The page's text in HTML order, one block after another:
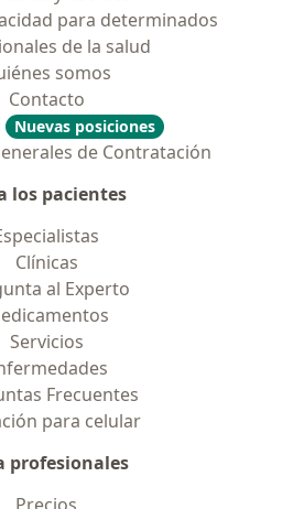
para determinados
de la salud
somos
Contacto
Nuevas posiciones
de Contratación
los pacientes
Clínicas
al Experto
Servicios
Frecuentes
para celular
profesionales